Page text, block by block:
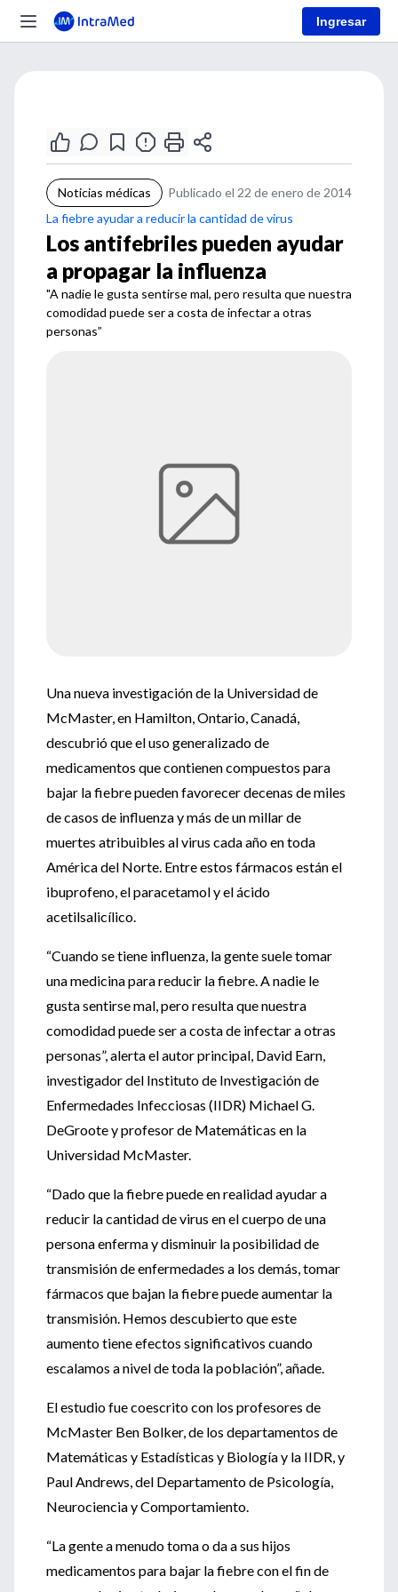
Ingresar
Noticias médicas
Publicado el 22 de enero de 2014
La fiebre ayudar a reducir la cantidad de virus
Los antifebriles pueden ayudar
a propagar la influenza
"A nadie le gusta sentirse mal, pero resulta que nuestra
comodidad puede ser a costa de infectar a otras
personas”
Una nueva investigación de la Universidad de
McMaster, en Hamilton, Ontario, Canadá,
descubrió que el uso generalizado de
medicamentos que contienen compuestos para
bajar la fiebre pueden favorecer decenas de miles
de casos de influenza y más de un millar de
muertes atribuibles al virus cada año en toda
América del Norte. Entre estos fármacos están el
ibuprofeno, el paracetamol y el ácido
acetilsalicílico.
“Cuando se tiene influenza, la gente suele tomar
una medicina para reducir la fiebre. A nadie le
gusta sentirse mal, pero resulta que nuestra
comodidad puede ser a costa de infectar a otras
personas”, alerta el autor principal, David Earn,
investigador del Instituto de Investigación de
Enfermedades Infecciosas (IIDR) Michael G.
DeGroote y profesor de Matemáticas en la
Universidad McMaster.
“Dado que la fiebre puede en realidad ayudar a
reducir la cantidad de virus en el cuerpo de una
persona enferma y disminuir la posibilidad de
transmisión de enfermedades a los demás, tomar
fármacos que bajan la fiebre puede aumentar la
transmisión. Hemos descubierto que este
aumento tiene efectos significativos cuando
escalamos a nivel de toda la población”, añade.
El estudio fue coescrito con los profesores de
McMaster Ben Bolker, de los departamentos de
Matemáticas y Estadísticas y Biología y la IIDR, y
Paul Andrews, del Departamento de Psicología,
Neurociencia y Comportamiento.
“La gente a menudo toma o da a sus hijos
medicamentos para bajar la fiebre con el fin de